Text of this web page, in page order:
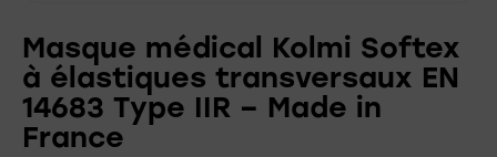
Masque médical Kolmi Softex
à élastiques transversaux EN
14683 Type IIR – Made in
France